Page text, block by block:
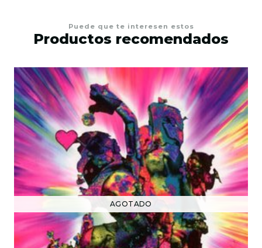
Puede que te interesen estos
Productos recomendados
AGOTADO